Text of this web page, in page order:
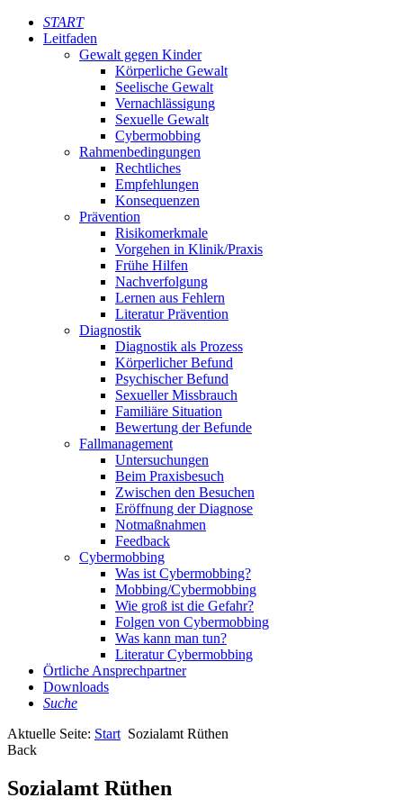
START
Leitfaden
Gewalt gegen Kinder
Körperliche Gewalt
Seelische Gewalt
Vernachlässigung
Sexuelle Gewalt
Cybermobbing
Rahmenbedingungen
Rechtliches
Empfehlungen
Konsequenzen
Prävention
Risikomerkmale
Vorgehen in Klinik/Praxis
Frühe Hilfen
Nachverfolgung
Lernen aus Fehlern
Literatur Prävention
Diagnostik
Diagnostik als Prozess
Körperlicher Befund
Psychischer Befund
Sexueller Missbrauch
Familiäre Situation
Bewertung der Befunde
Fallmanagement
Untersuchungen
Beim Praxisbesuch
Zwischen den Besuchen
Eröffnung der Diagnose
Notmaßnahmen
Feedback
Cybermobbing
Was ist Cybermobbing?
Mobbing/Cybermobbing
Wie groß ist die Gefahr?
Folgen von Cybermobbing
Was kann man tun?
Literatur Cybermobbing
Örtliche Ansprechpartner
Downloads
Suche
Aktuelle Seite: Start Sozialamt Rüthen
Back
Sozialamt Rüthen